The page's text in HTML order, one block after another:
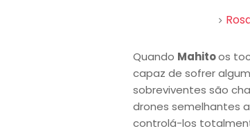
Quando Mahitoos
capaz de sofrer
sobreviventes são
drones semelhantes a
controlá-los